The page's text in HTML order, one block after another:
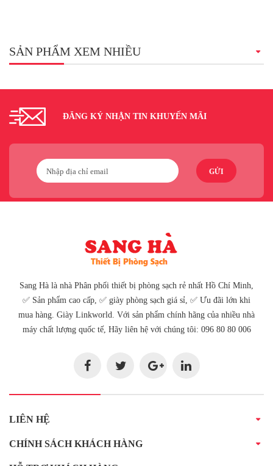
SẢN PHẨM XEM NHIỀU
ĐĂNG KÝ NHẬN TIN KHUYẾN MÃI
GỬI
Sang Hà là nhà Phân phối thiết bị phòng sạch rẻ nhất Hồ Chí Minh,
✅ Sản phẩm cao cấp, ✅ giày phòng sạch giá sỉ, ✅ Ưu đãi lớn khi
mua hàng. Giày Linkworld. Với sản phẩm chính hãng của nhiều nhà
máy chất lượng quốc tế, Hãy liên hệ với chúng tôi: 096 80 80 006
LIÊN HỆ
CHÍNH SÁCH KHÁCH HÀNG